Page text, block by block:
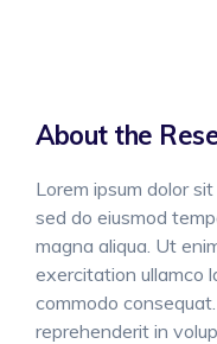
About the
Lorem ipsum dolor
sed do eiusmod
magna aliqua. Ut
exercitation ullamco
commodo
reprehenderit in